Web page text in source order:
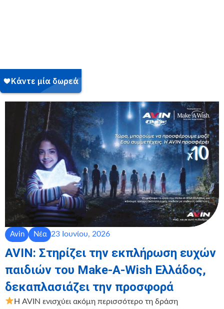
Avin Νέα 23 Ιουνίου, 2026
AVIN: Στηρίζει την εκπλήρωση ευχών
παιδιών του Make-A-Wish Ελλάδος,
δεκαπλασιάζει την προσφορά
Η AVIN ενισχύει ακόμη περισσότερο τη δράση